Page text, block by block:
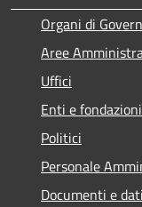
Organi di
Aree
Uffici
Enti e fondazioni
Politici
Personale
Documenti e dati